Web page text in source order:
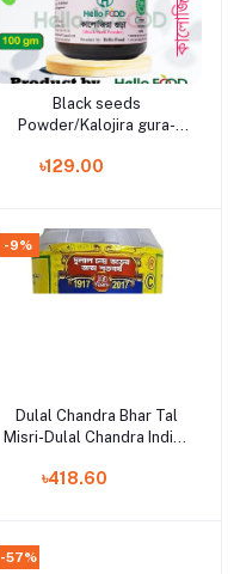
Add to cart
Black seeds
Powder/Kalojira gura-
৳129.00
-9%
Add to cart
Dulal Chandra Bhar Tal
Misri-Dulal Chandra Indian
৳418.60
-57%